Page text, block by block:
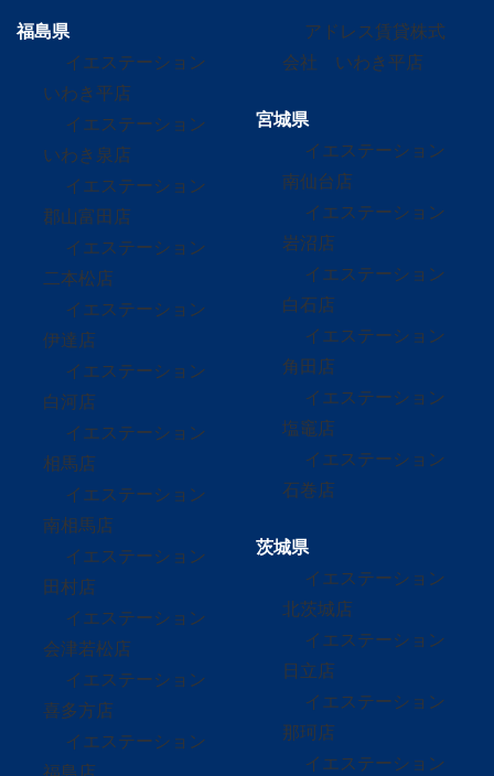
福島県
イエステーション
いわき平店
イエステーション
いわき泉店
イエステーション
郡山富田店
イエステーション
二本松店
イエステーション
伊達店
イエステーション
白河店
イエステーション
相馬店
イエステーション
南相馬店
イエステーション
田村店
イエステーション
会津若松店
イエステーション
喜多方店
イエステーション
アドレス賃貸株式
会社 いわき平店
宮城県
イエステーション
南仙台店
イエステーション
岩沼店
イエステーション
白石店
イエステーション
角田店
イエステーション
塩竈店
イエステーション
石巻店
茨城県
イエステーション
北茨城店
イエステーション
日立店
イエステーション
那珂店
イエステーション